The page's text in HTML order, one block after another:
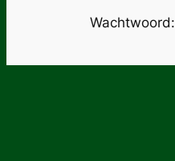
Wachtwoord: